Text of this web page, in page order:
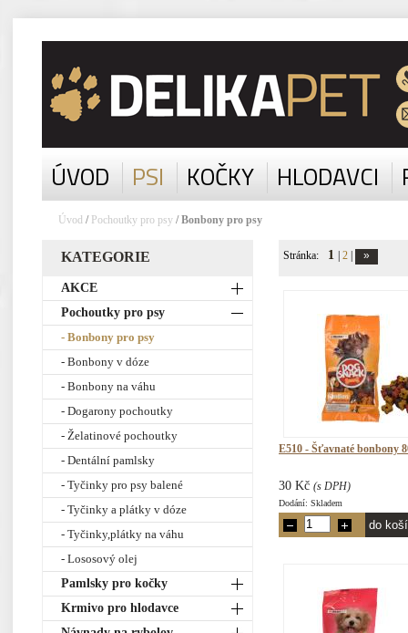
ÚVOD PSI KOČKY HLODAVCI
Úvod / Pochoutky pro psy / Bonbony pro psy
KATEGORIE
AKCE
Pochoutky pro psy
- Bonbony pro psy
- Bonbony v dóze
- Bonbony na váhu
- Dogarony pochoutky
- Želatinové pochoutky
- Dentální pamlsky
- Tyčinky pro psy balené
- Tyčinky a plátky v dóze
- Tyčinky,plátky na váhu
- Lososový olej
Pamlsky pro kočky
Krmivo pro hlodavce
Stránka: 1 2|
E510 - Šťavnaté bonbony
30 Kč (s DPH)
Dodání: Skladem